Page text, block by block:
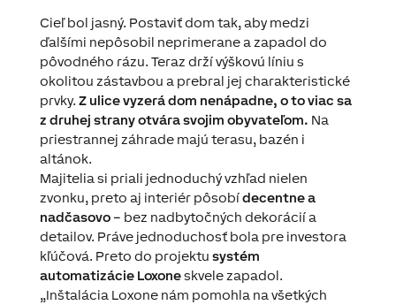
Cieľ bol jasný. Postaviťdom tak, aby medzi
ďalšími nepôsobil neprimeranea zapadol do
pôvodného rázu. Teraz držívýškovú líniu s
okolitou zástavbou a prebral jej charakteristické
prvky. Z ulicevyzerádom nenápadne, otoviac sa
z druhej stranyotvárasvojim obyvateľom. Na
priestrannej záhrade majú terasu, bazén i
altánok.
Majitelia si priali jednoduchývzhľad nielen
zvonku, preto aj interiér pôsobídecentnea
nadčasovo – bez nadbytočných dekoráciía
detailov. Práve jednoduchosť bola pre investora
kľúčová. Preto do projektu systém
automatizácie Loxoneskvelezapadol.
„Inštalácia Loxone nám pomohla na všetkých